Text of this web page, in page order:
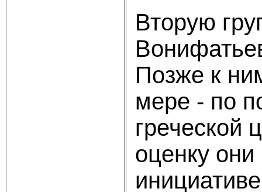
Вторую
Позже к
мере - по
греческой
оценку